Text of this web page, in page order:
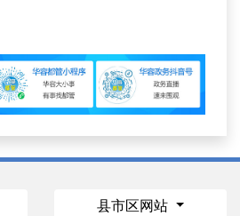
县市区网站